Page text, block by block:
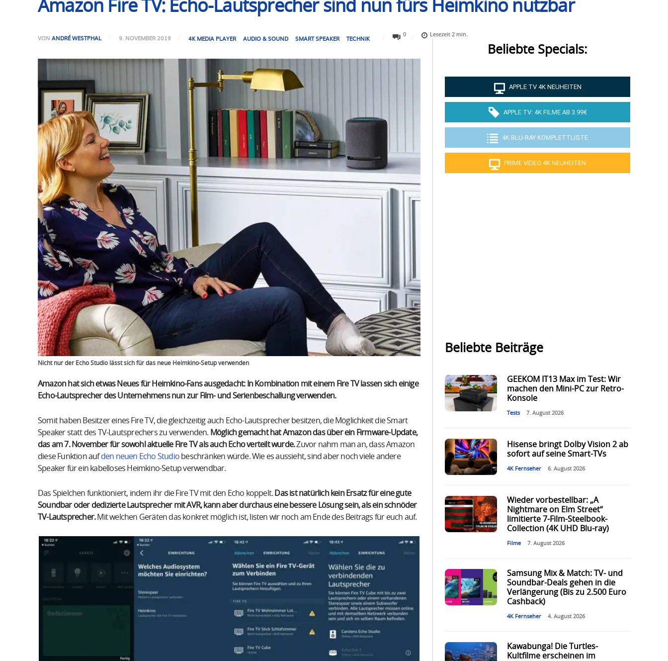
Amazon Fire TV: Echo-Lautsprecher sind nun fürs Heimkino nutzbar
VON ANDRÉ WESTPHAL 9. NOVEMBER 2019 4K MEDIA PLAYER AUDIO & SOUND SMART SPEAKER TECHNIK
0 Lesezeit2 min.
Nicht nur der Echo Studio lässt sich für das neue Heimkino-Setup verwenden
Amazon hat sich etwas Neues für Heimkino-Fans ausgedacht: In Kombination mit einem Fire TV lassen sich einige
Echo-Lautsprecher des Unternehmens nun zur Film- und Serienbeschallung verwenden.
Somit haben Besitzer eines Fire TV, die gleichzeitig auch Echo-Lautsprecher besitzen, die Möglichkeit die Smart
Speaker statt des TV-Lautsprechers zu verwenden. Möglich gemacht hat Amazon das über ein Firmware-Update,
das am 7. November für sowohl aktuelle Fire TV als auch Echo verteilt wurde.Zuvor nahm man an, dass Amazon
diese Funktion aufden neuen Echo Studio beschränken würde. Wie es aussieht, sind aber noch viele andere
Speaker für ein kabelloses Heimkino-Setup verwendbar.
Das Spielchen funktioniert, indem ihr die Fire TV mit den Echo koppelt. Das ist natürlich kein Ersatz für eine gute
Soundbar oder dedizierte Lautsprecher mit AVR, kann aber durchaus eine bessere Lösung sein, als ein schnöder
TV-Lautsprecher.Mit welchen Geräten das konkret möglich ist, listen wir noch am Ende des Beitrags für euch auf.
Beliebte Specials:
APPLE TV 4K NEUHEITEN
APPLE TV: 4K FILME AB 3.99€
4K BLU-RAY KOMPLETTLISTE
PRIME VIDEO 4K NEUHEITEN
Beliebte Beiträge
GEEKOM IT13 Max im Test: Wir
machen den Mini-PC zur Retro-
Konsole
Tests 7. August 2026
Hisense bringt Dolby Vision 2 ab
sofort auf seine Smart-TVs
4K Fernseher 6. August 2026
Wieder vorbestellbar: „A
Nightmare on Elm Street“
limitierte 7-Film-Steelbook-
Collection (4K UHD Blu-ray)
Filme 7. August 2026
Samsung Mix & Match: TV- und
Soundbar-Deals gehen in die
Verlängerung (Bis zu 2.500 Euro
Cashback)
4K Fernseher 4. August 2026
Kawabunga! Die Turtles-
Kultfilme erscheinen im